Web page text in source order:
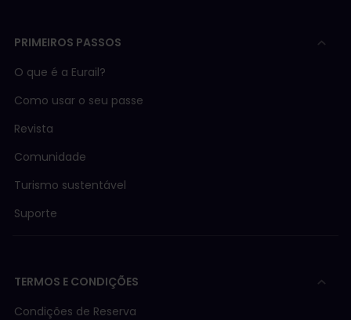
PRIMEIROS PASSOS
O que é a Eurail?
Como usar o seu passe
Revista
Comunidade
Turismo sustentável
Suporte
TERMOS E CONDIÇÕES
Condições de Reserva